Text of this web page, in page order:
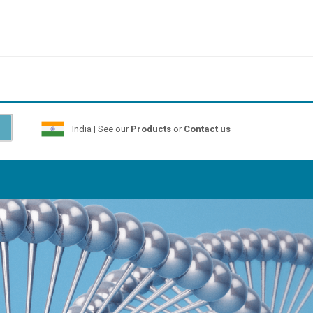
India | See our Productsor Contact us